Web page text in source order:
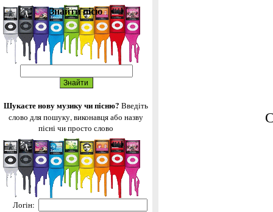
Знайти пісю
Шукаєте нову музику чи пісню? Введіть
слово для пошуку, виконавця або назву
пісні чи просто слово
Логін: